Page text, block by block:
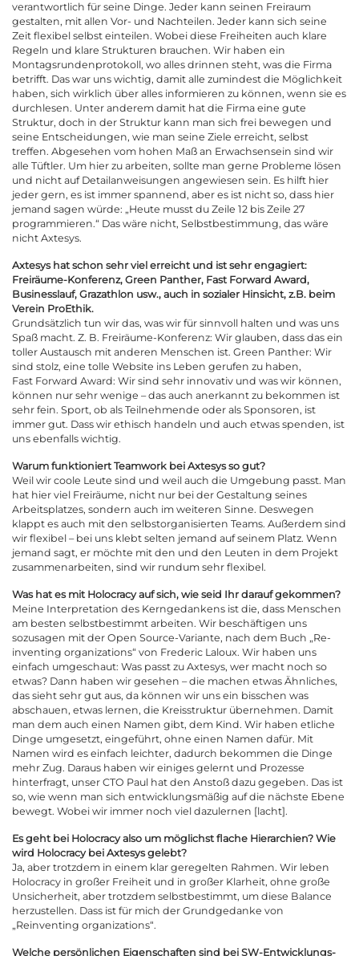
verantwortlich für seine Dinge. Jeder kann seinen Freiraum
gestalten, mit allen Vor- und Nachteilen. Jeder kann sich seine
Zeit flexibel selbst einteilen. Wobei diese Freiheiten auch klare
Regeln und klare Strukturen brauchen. Wir haben ein
Montagsrundenprotokoll, wo alles drinnen steht, was die Firma
betrifft. Das war uns wichtig, damit alle zumindest die Möglichkeit
haben, sich wirklich über alles informieren zu können, wenn sie es
durchlesen. Unter anderem damit hat die Firma eine gute
Struktur, doch in der Struktur kann man sich frei bewegen und
seine Entscheidungen, wie man seine Ziele erreicht, selbst
treffen. Abgesehen vom hohen Maß an Erwachsensein sind wir
alle Tüftler. Um hier zu arbeiten, sollte man gerne Probleme lösen
und nicht auf Detailanweisungen angewiesen sein. Es hilft hier
jeder gern, es ist immer spannend, aber es ist nicht so, dass hier
jemand sagen würde: „Heute musst du Zeile 12 bis Zeile 27
programmieren.“ Das wäre nicht, Selbstbestimmung, das wäre
nicht Axtesys.
Axtesys hat schon sehr viel erreicht und ist sehr engagiert:
Freiräume-Konferenz, Green Panther, Fast Forward Award,
Businesslauf, Grazathlon usw., auch in sozialer Hinsicht, z.B. beim
Verein ProEthik.
Grundsätzlich tun wir das, was wir für sinnvoll halten und was uns
Spaß macht. Z. B. Freiräume-Konferenz: Wir glauben, dass das ein
toller Austausch mit anderen Menschen ist. Green Panther: Wir
sind stolz, eine tolle Website ins Leben gerufen zu haben,
Fast Forward Award: Wir sind sehr innovativ und was wir können,
können nur sehr wenige – das auch anerkannt zu bekommen ist
sehr fein. Sport, ob als Teilnehmende oder als Sponsoren, ist
immer gut. Dass wir ethisch handeln und auch etwas spenden, ist
uns ebenfalls wichtig.
Warum funktioniert Teamwork bei Axtesys so gut?
Weil wir coole Leute sind und weil auch die Umgebung passt. Man
hat hier viel Freiräume, nicht nur bei der Gestaltung seines
Arbeitsplatzes, sondern auch im weiteren Sinne. Deswegen
klappt es auch mit den selbstorganisierten Teams. Außerdem sind
wir flexibel – bei uns klebt selten jemand auf seinem Platz. Wenn
jemand sagt, er möchte mit den und den Leuten in dem Projekt
zusammenarbeiten, sind wir rundum sehr flexibel.
Was hat es mit Holocracy auf sich, wie seid Ihr darauf gekommen?
Meine Interpretation des Kerngedankens ist die, dass Menschen
am besten selbstbestimmt arbeiten. Wir beschäftigen uns
sozusagen mit der Open Source-Variante, nach dem Buch „Re-
inventing organizations“ von Frederic Laloux. Wir haben uns
einfach umgeschaut: Was passt zu Axtesys, wer macht noch so
etwas? Dann haben wir gesehen – die machen etwas Ähnliches,
das sieht sehr gut aus, da können wir uns ein bisschen was
abschauen, etwas lernen, die Kreisstruktur übernehmen. Damit
man dem auch einen Namen gibt, dem Kind. Wir haben etliche
Dinge umgesetzt, eingeführt, ohne einen Namen dafür. Mit
Namen wird es einfach leichter, dadurch bekommen die Dinge
mehr Zug. Daraus haben wir einiges gelernt und Prozesse
hinterfragt, unser CTO Paul hat den Anstoß dazu gegeben. Das ist
so, wie wenn man sich entwicklungsmäßig auf die nächste Ebene
bewegt. Wobei wir immer noch viel dazulernen [lacht].
Es geht bei Holocracy also um möglichst flache Hierarchien? Wie
wird Holocracy bei Axtesys gelebt?
Ja, aber trotzdem in einem klar geregelten Rahmen. Wir leben
Holocracy in großer Freiheit und in großer Klarheit, ohne große
Unsicherheit, aber trotzdem selbstbestimmt, um diese Balance
herzustellen. Dass ist für mich der Grundgedanke von
„Reinventing organizations“.
Welche persönlichen Eigenschaften sind bei SW-Entwicklungs-